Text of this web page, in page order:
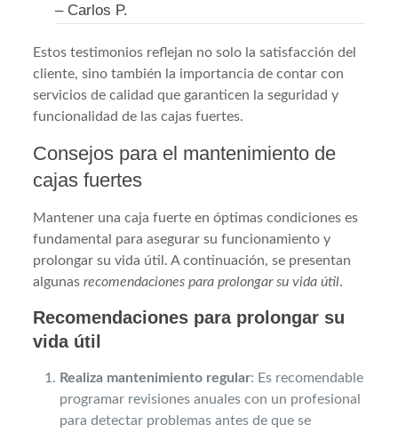
– Carlos P.
Estos testimonios reflejan no solo la satisfacción del
cliente, sino también la importancia de contar con
servicios de calidad que garanticen la seguridad y
funcionalidad de las cajas fuertes.
Consejos para el mantenimiento de
cajas fuertes
Mantener una caja fuerte en óptimas condiciones es
fundamental para asegurar su funcionamiento y
prolongar su vida útil. A continuación, se presentan
algunasrecomendaciones para prolongar su vida útil.
Recomendaciones para prolongar su
vida útil
Realiza mantenimiento regular: Es recomendable
programar revisiones anuales con un profesional
para detectar problemas antes de que se